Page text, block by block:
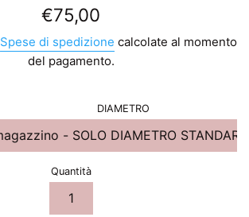
Prezzo
listino
€75,00
Spese di spedizione calcolate al momento
del pagamento.
DIAMETRO
Quantità